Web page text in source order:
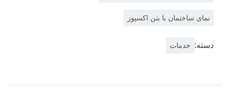
نمای ساختمان با بتن اکسپوز
دسته: خدمات